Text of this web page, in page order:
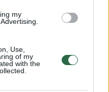
my
Use,
of my
with the
00:00:57
užbaigsime darbo